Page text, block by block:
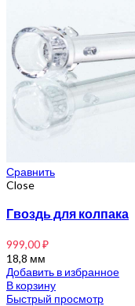
Сравнить
Close
Гвоздь для колпака
999,00₽
18,8 мм
Добавить в избранное
В корзину
Быстрый просмотр